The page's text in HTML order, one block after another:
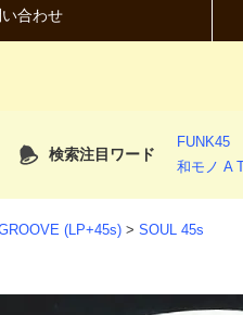
合わせ
検索注目ワード
FUNK45
和モノ A
(LP+45s) > SOUL 45s